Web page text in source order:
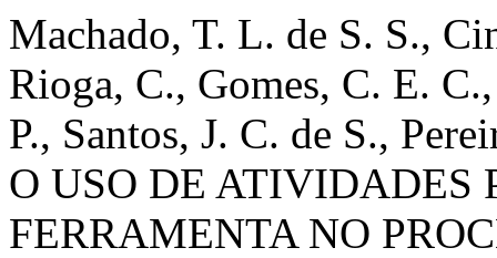
Machado, T. L. de S. S.,
Rioga, C., Gomes, C. E.
P., Santos, J. C. de S.,
O USO DE ATIVIDADES
FERRAMENTA NO